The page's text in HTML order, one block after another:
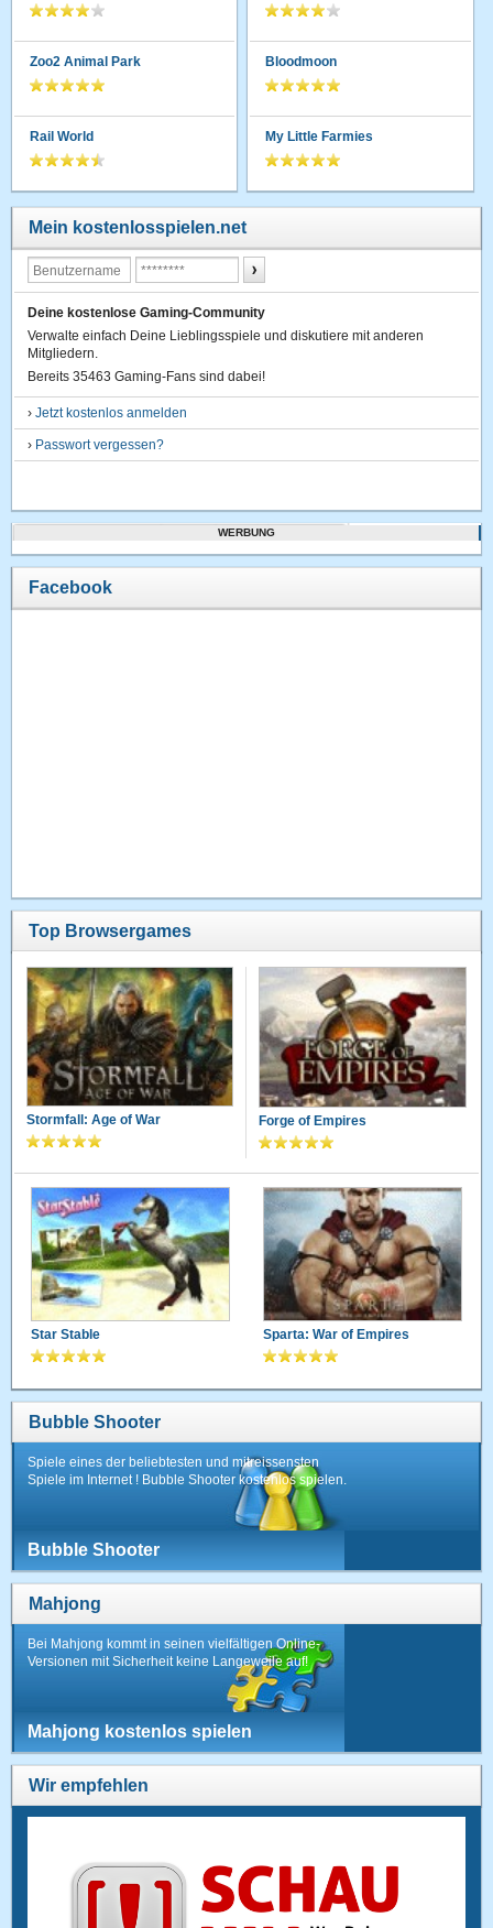
Zoo2 Animal Park
Rail World
Bloodmoon
My Little Farmies
Mein kostenlosspielen.net
Deine kostenlose Gaming-Community
Verwalte einfach Deine Lieblingsspiele und diskutiere mit anderen
Mitgliedern.
Bereits 35463 Gaming-Fans sind dabei!
›Jetzt kostenlos anmelden
› Passwort vergessen?
WERBUNG
Facebook
Top Browsergames
Stormfall: Age of War Forge of Empires
Star Stable Sparta: War of Empires
Bubble Shooter
Spiele eines der beliebtesten und mitreissensten
Spiele im Internet ! Bubble Shooter kostenlos spielen.
Bubble Shooter
Mahjong
Bei Mahjong kommt in seinen vielfältigen Online-
Versionen mit Sicherheit keine Langeweile auf!
Mahjong kostenlos spielen
Wir empfehlen